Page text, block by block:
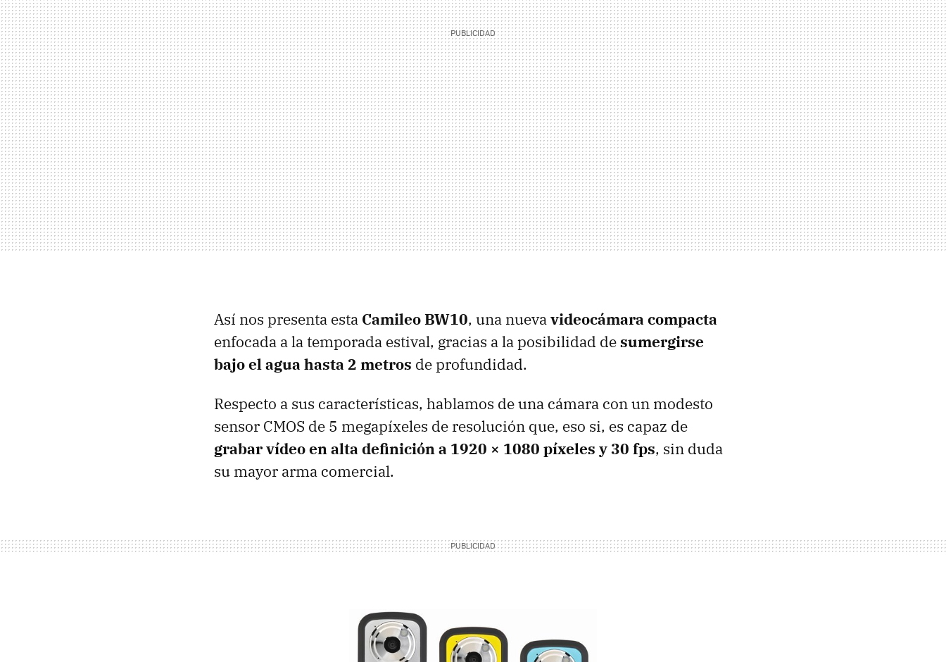
Así nos presenta esta Camileo BW10, una nuevavideocámara compacta
enfocada a la temporada estival, gracias a la posibilidad desumergirse
bajo el agua hasta 2 metros de profundidad.
Respecto a sus características, hablamos de una cámara con un modesto
sensor CMOS de 5 megapíxeles de resolución que, eso si, es capaz de
grabar vídeo en alta definición a 1920 × 1080 píxeles y 30 fps, sin duda
su mayor arma comercial.